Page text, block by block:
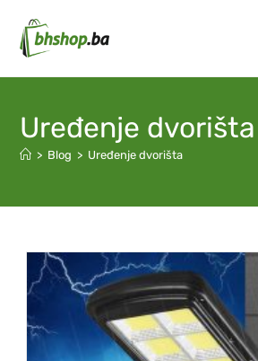
Uređenje dvorišta
> Blog > Uređenje dvorišta